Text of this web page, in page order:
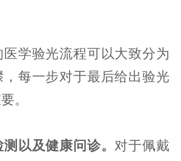
学验光流程可以大致分为
，每一步对于最后给出验光
。
以及健康问诊。对于佩戴